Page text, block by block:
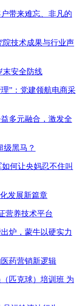
带来难忘、非凡的
院技术成果与行业声
末安全防线
”：党建领航电商采
多元融合，激发全
级黑马？
何让央妈忍不住叫
发展新篇章
营养技术平台
炉，蒙牛以硬实力
药营销新逻辑
匹克球）培训班 为